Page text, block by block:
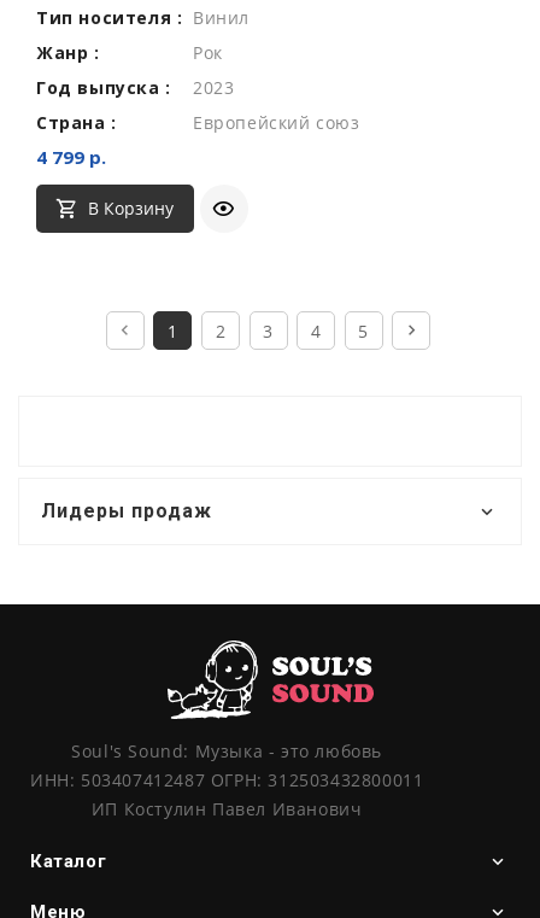
Тип носителя : Винил
Жанр :
Рок
Год выпуска :
2023
Страна :
Европейский союз
4 799 р.
В Корзину
1 2 3 4 5
Лидеры продаж
Soul's Sound: Музыка - это любовь
ИНН: 503407412487 ОГРН: 312503432800011
ИП Костулин Павел Иванович
Каталог
Меню